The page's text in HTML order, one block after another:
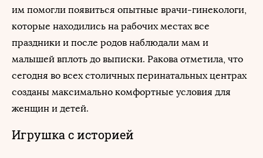
им помогли появиться опытные врачи-гинекологи,
которые находились на рабочих местах все
праздники и после родов наблюдали мам и
малышей вплоть до выписки. Ракова отметила, что
сегодня во всех столичных перинатальных центрах
созданы максимально комфортные условия для
женщин и детей.
Игрушка с историей